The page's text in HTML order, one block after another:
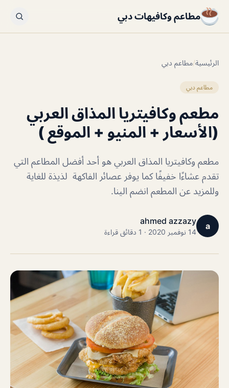
مطاعم وكافيهات دبي
الرئيسية/مطاعم دبي
مطاعم دبي
مطعم وكافيتريا المذاق العربي
(الأسعار + المنيو + الموقع )
مطعم وكافيتريا المذاق العربي هو أحد أفضل المطاعم التي
تقدم عشاءًا خفيفًا كما يوفر عصائر الفاكهة لذيذة للغاية
وللمزيد عن المطعم انضم الينا.
a
ahmed azzazy
14 نوفمبر 2020 · 1 دقائق قراءة